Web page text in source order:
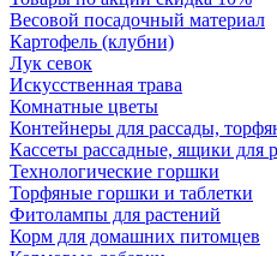
Весовой посадочный материал
Картофель (клубни)
Лук севок
Искусственная трава
Комнатные цветы
Контейнеры для рассады,
Кассеты рассадные, ящики для
Технологические горшки
Торфяные горшки и таблетки
Фитолампы для растений
Корм для домашних питомцев